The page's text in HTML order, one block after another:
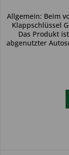
Allgemein: Beim
Klappschlüssel
Das Produkt
abgenutzter